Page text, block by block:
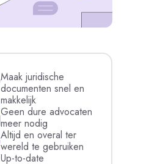
Maak juridische
documenten snel en
makkelijk
Geen dure advocaten
meer nodig
Altijd en overal ter
wereld te gebruiken
Up-to-date